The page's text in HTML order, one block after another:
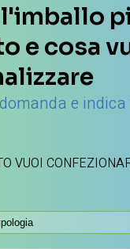
e cosa
e
VUOI